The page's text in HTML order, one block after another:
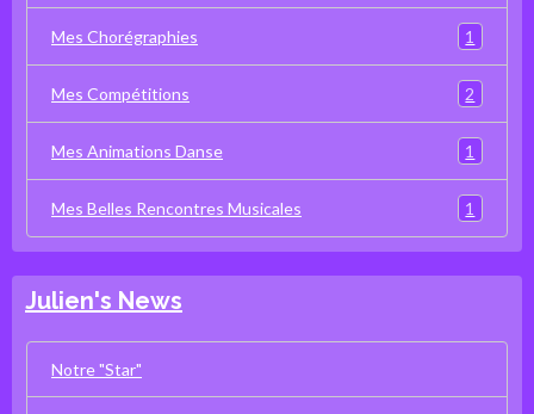
Mes Chorégraphies 1
Mes Compétitions 2
Mes Animations Danse 1
Mes Belles Rencontres Musicales 1
Julien's News
Notre "Star"